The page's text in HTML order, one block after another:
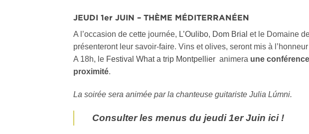
JEUDI 1er JUIN – THÈME MÉDITERRANÉEN
A l’occasion de cette journée, L’Oulibo, Dom Brial et le Domaine
présenteront leur savoir-faire. Vins et olives, seront mis à
A 18h, le Festival What a trip Montpellier animera une
proximité.
La soirée sera animée par la chanteuse guitariste Julia Lúmni.
Consulter les menus du jeudi 1er Juin ici !